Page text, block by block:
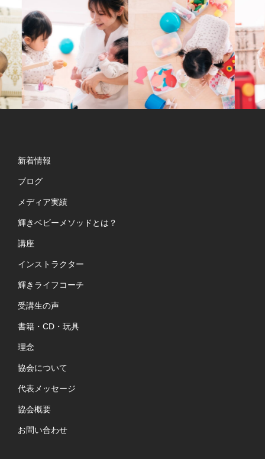
新着情報
ブログ
メディア実績
輝きベビーメソッドとは？
講座
インストラクター
輝きライフコーチ
受講生の声
書籍・CD・玩具
理念
協会について
代表メッセージ
協会概要
お問い合わせ